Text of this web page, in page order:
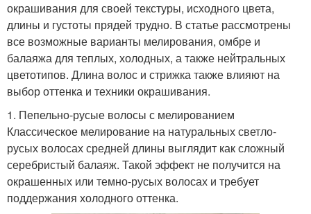
окрашивания для своей текстуры, исходного цвета,
длины и густоты прядей трудно. В статье рассмотрены
все возможные варианты мелирования, омбре и
балаяжа для теплых, холодных, а также нейтральных
цветотипов. Длина волос и стрижка также влияют на
выбор оттенка и техники окрашивания.
1. Пепельно-русые волосы с мелированием
Классическое мелирование на натуральных светло-
русых волосах средней длины выглядит как сложный
серебристый балаяж. Такой эффект не получится на
окрашенных или темно-русых волосах и требует
поддержания холодного оттенка.